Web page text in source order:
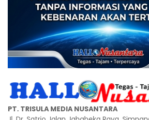
PT. TRISULA MEDIA NUSANTARA